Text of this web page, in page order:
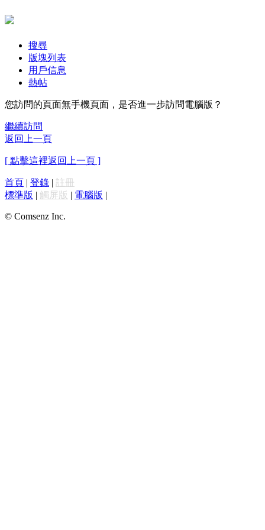
搜尋
版塊列表
用戶信息
熱帖
您訪問的頁面無手機頁面，是否進一步訪問電腦版？
繼續訪問
返回上一頁
[ 點擊這裡返回上一頁 ]
首頁 | 登錄 | 註冊
標準版 | 觸屏版 | 電腦版 |
© Comsenz Inc.